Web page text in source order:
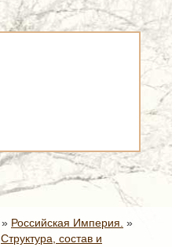
» Российская Империя. »
Структура, состав и